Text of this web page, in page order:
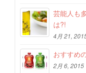
芸能人も
は?!
4月 21,
おすすめ
2月 6, 2015